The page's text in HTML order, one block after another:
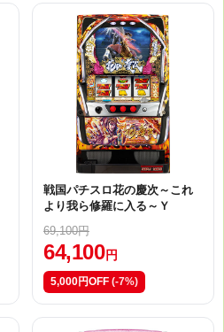
戦国パチスロ花の慶次～これ
より我ら修羅に入る～Ｙ
69,100円
64,100 円
5,000円OFF (-7%)